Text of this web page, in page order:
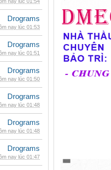
Drograms
nay lúc 01:53
Drograms
nay lúc 01:51
Drograms
nay lúc 01:50
Drograms
nay lúc 01:48
Drograms
nay lúc 01:48
Drograms
nay lúc 01:47